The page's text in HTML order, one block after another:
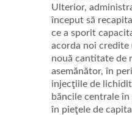
Ulterior,
început să
ce a sporit
acorda noi credite
nouă cantitate de
asemănător, în
injecţiile de
băncile centrale în
în pieţele de